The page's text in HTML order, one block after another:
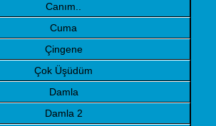
Canım..
Cuma
Çingene
Çok Üşüdüm
Damla
Damla 2